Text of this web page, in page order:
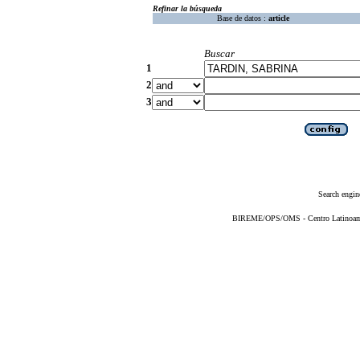
Refinar la búsqueda
Base de datos : article
Buscar
1
2
3
Search
BIREME/OPS/OMS - Centro